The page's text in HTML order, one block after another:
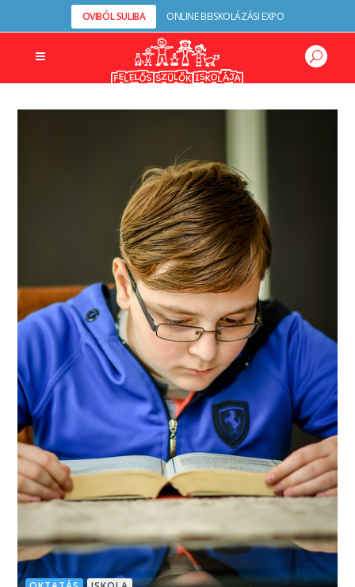
OVIBÓL SULIBA ONLINE BEISKOLÁZÁSI EXPO